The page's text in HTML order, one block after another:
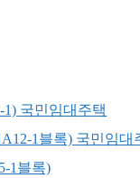
국민임대주택
1블록) 국민임대
1블록)